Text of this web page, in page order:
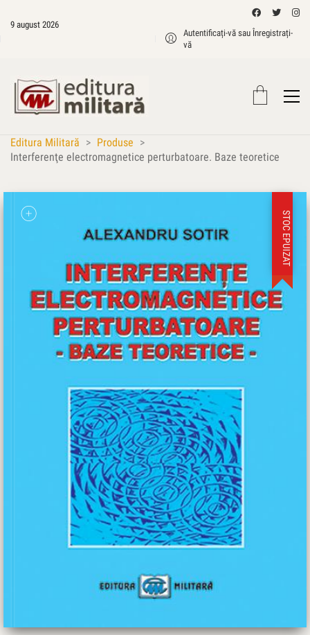
9 august 2026
Autentificați-vă sau Înregistrați-
vă
Editura Militară > Produse >
Interferenţe electromagnetice perturbatoare. Baze teoretice
STOC EPUIZAT